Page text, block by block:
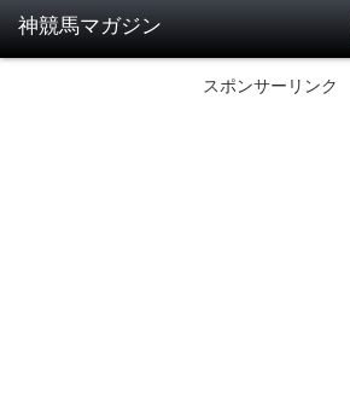
スポンサーリンク